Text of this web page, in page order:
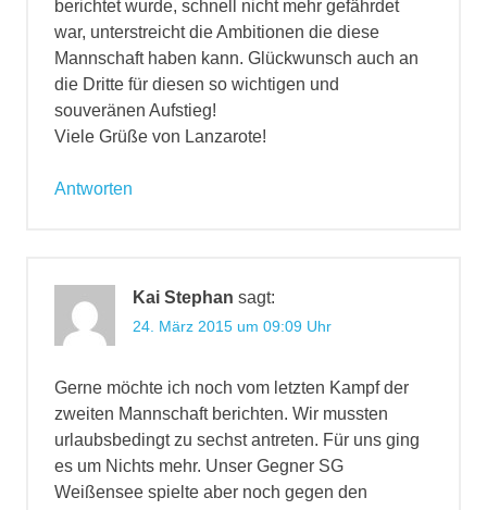
berichtet wurde, schnell nicht mehr gefährdet
war, unterstreicht die Ambitionen die diese
Mannschaft haben kann. Glückwunsch auch an
die Dritte für diesen so wichtigen und
souveränen Aufstieg!
Viele Grüße von Lanzarote!
Antworten
Kai Stephan sagt:
24. März 2015 um 09:09 Uhr
Gerne möchte ich noch vom letzten Kampf der
zweiten Mannschaft berichten. Wir mussten
urlaubsbedingt zu sechst antreten. Für uns ging
es um Nichts mehr. Unser Gegner SG
Weißensee spielte aber noch gegen den